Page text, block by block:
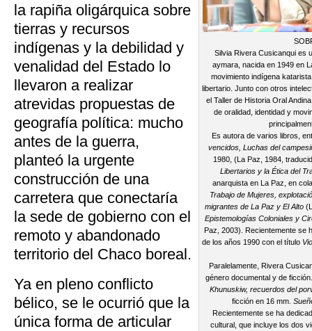
Silvia Rivera Cusicanqui es
aymara, nacida en 1949 en
movimiento indígena
libertario. Junto con otros
el Taller de Historia Oral
de oralidad, identidad y
Es autora de varios libros,
vencidos, Luchas del
1980, (La Paz, 1984,
Libertarios y la Ética del
anarquista en La Paz, en
Trabajo de Mujeres,
migrantes de La Paz y El Alto
Epistemologías Coloniales y
Paz, 2003). Recientemente se
de los años 1990 con el título
Paralelamente, Rivera
género documental y de
Khunuskiw, recuerdos del
ficción en 16 mm.
Recientemente se ha
cultural, que incluye los dos
la rapiña oligárquica sobre
tierras y recursos
indígenas y la debilidad y
venalidad del Estado lo
llevaron a realizar
atrevidas propuestas de
geografía política: mucho
antes de la guerra,
planteó la urgente
construcción de una
carretera que conectaría
la sede de gobierno con el
remoto y abandonado
territorio del Chaco boreal.
Ya en pleno conflicto
bélico, se le ocurrió que la
única forma de articular